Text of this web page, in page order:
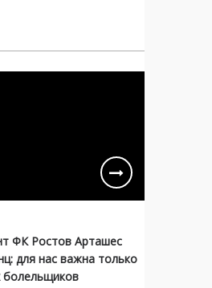
ФК Ростов Арташес
для нас важна только
болельщиков